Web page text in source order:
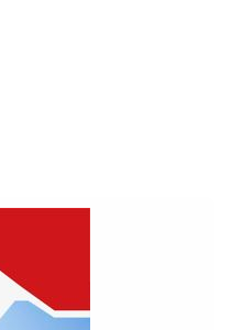
: Upian. Photo : Pascal
TV, CIC, Boursorama,